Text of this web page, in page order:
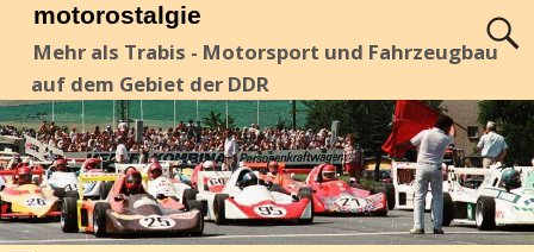
motorostalgie
Mehr als Trabis - Motorsport und Fahrzeugbau
auf dem Gebiet der DDR